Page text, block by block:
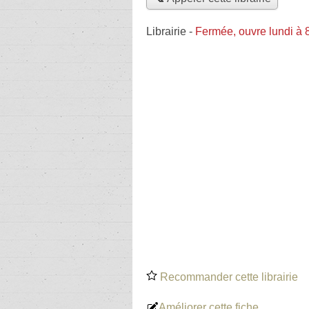
Librairie - Fermée, ouvre lundi à
Recommander cette librairie